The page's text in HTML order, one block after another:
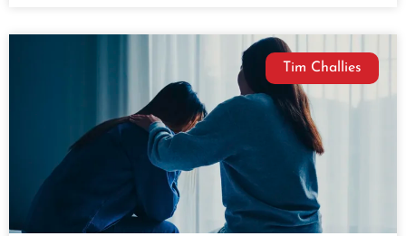
Tim Challies